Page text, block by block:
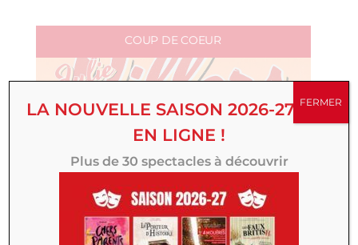
COUP DE COEUR
LA NOUVELLE SAISON 2026-27 EST
EN LIGNE !
Plus de 30 spectacles à découvrir
FERMER